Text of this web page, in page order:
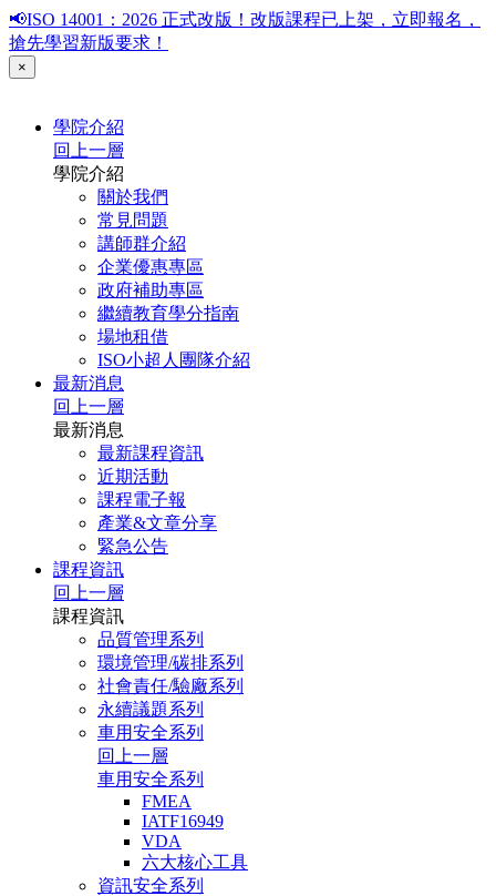
📢ISO 14001：2026 正式改版！改版課程已上架，立即報名，
搶先學習新版要求！
×
學院介紹
回上一層
學院介紹
關於我們
常見問題
講師群介紹
企業優惠專區
政府補助專區
繼續教育學分指南
場地租借
ISO小超人團隊介紹
最新消息
回上一層
最新消息
最新課程資訊
近期活動
課程電子報
產業&文章分享
緊急公告
課程資訊
回上一層
課程資訊
品質管理系列
環境管理/碳排系列
社會責任/驗廠系列
永續議題系列
車用安全系列
回上一層
車用安全系列
FMEA
IATF16949
VDA
六大核心工具
資訊安全系列